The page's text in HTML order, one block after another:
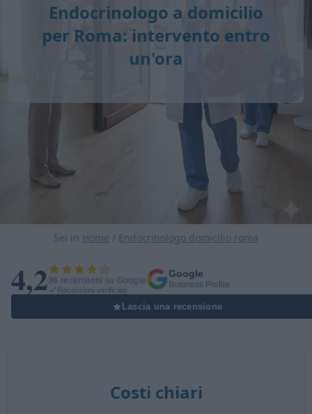
Endocrinologo a domicilio
per Roma: intervento entro
un'ora
Sei in Home / Endocrinologo domicilio roma
4,236 recensioni su Google
Recensioni verificate
Google
Business Profile
Lascia una recensione
Costi chiari